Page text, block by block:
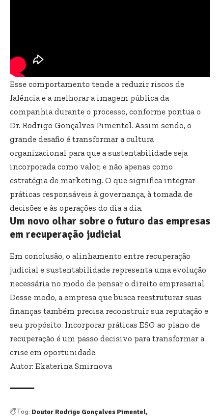
Esse comportamento tende a reduzir riscos de
falência e a melhorar a imagem pública da
companhia durante o processo, conforme pontua o
Dr. Rodrigo Gonçalves Pimentel. Assim sendo, o
grande desafio é transformar a cultura
organizacional para que a sustentabilidade seja
incorporada como valor, e não apenas como
estratégia de marketing. O que significa integrar
práticas responsáveis à governança, à tomada de
decisões e às operações do dia a dia.
Um novo olhar sobre o futuro das empresas
em recuperação judicial
Em conclusão, o alinhamento entre recuperação
judicial e sustentabilidade representa uma evolução
necessária no modo de pensar o direito empresarial.
Desse modo, a empresa que busca reestruturar suas
finanças também precisa reconstruir sua reputação e
seu propósito. Incorporar práticas ESG ao plano de
recuperação é um passo decisivo para transformar a
crise em oportunidade.
Autor: Ekaterina Smirnova
Tag: Doutor Rodrigo Gonçalves Pimentel